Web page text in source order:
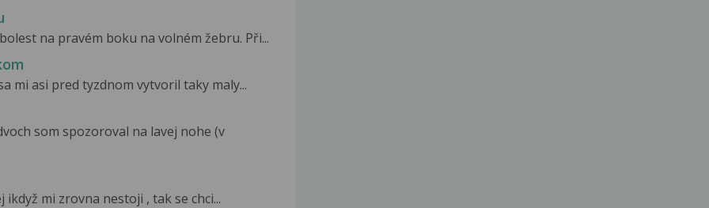
na pravém boku na volném žebru. Při...
mi asi pred tyzdnom vytvoril taky maly...
som spozoroval na lavej nohe (v
mi zrovna nestoji , tak se chci...